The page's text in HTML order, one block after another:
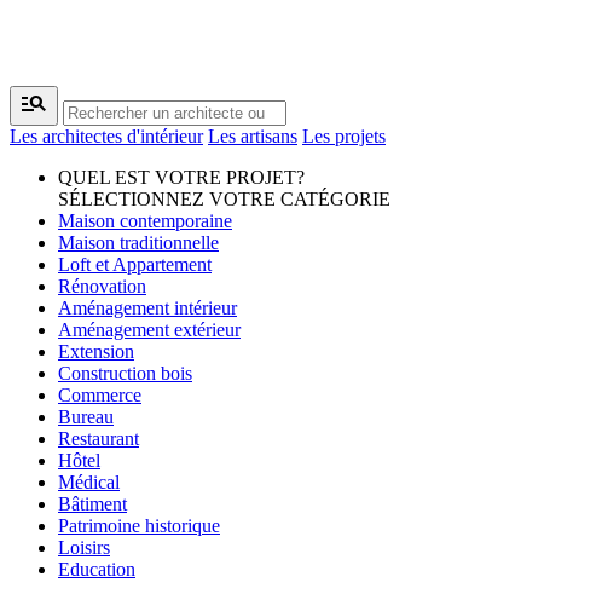
manage_search
Les architectes d'intérieur Les artisans Les projets
QUEL EST VOTRE PROJET?
SÉLECTIONNEZ VOTRE CATÉGORIE
Maison contemporaine
Maison traditionnelle
Loft et Appartement
Rénovation
Aménagement intérieur
Aménagement extérieur
Extension
Construction bois
Commerce
Bureau
Restaurant
Hôtel
Médical
Bâtiment
Patrimoine historique
Loisirs
Education